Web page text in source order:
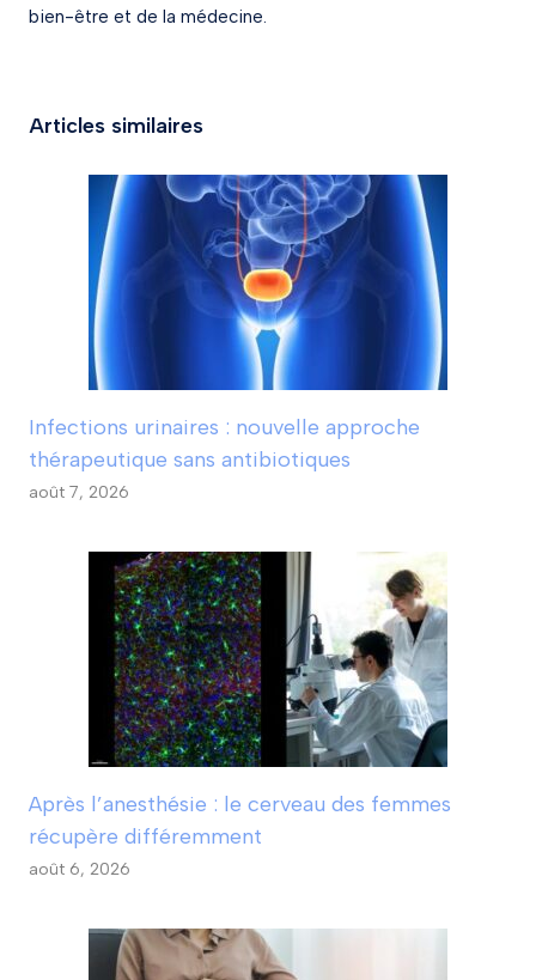
bien-être et de la médecine.
Articles similaires
Infections urinaires : nouvelle approche
thérapeutique sans antibiotiques
août 7, 2026
Après l’anesthésie : le cerveau des femmes
récupère différemment
août 6, 2026